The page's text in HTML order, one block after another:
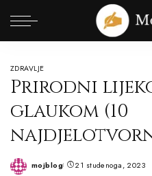
ZDRAVLJE
Prirodni
glaukom (10
Posted
mojblog 21 studenoga, 2023